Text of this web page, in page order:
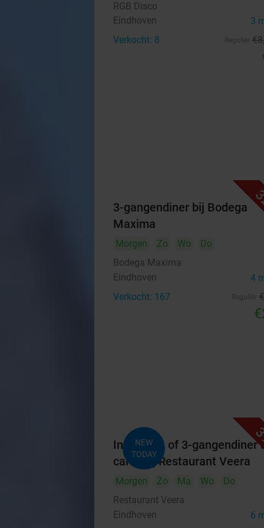
RGB Disco
Eindhoven
3
Verkocht: 8 €8
3-gangendiner bij Bodega
Maxima
Morgen Zo Wo
Do
Bodega Maxima
Eindhoven 4
Verkocht: 167
NEW
TODAY
Indiaas 2- of 3-gangendiner
carte bij Restaurant Veera
Morgen Zo Ma Wo
Do
Restaurant Veera
Eindhoven 6